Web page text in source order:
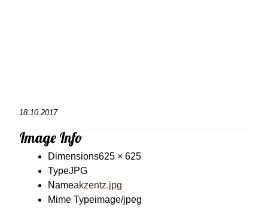
18.10.2017
Image Info
Dimensions625 × 625
TypeJPG
Nameakzentz.jpg
Mime Typeimage/jpeg